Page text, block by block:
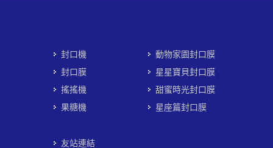
封口機
封口膜
搖搖機
果糖機
動物家園封口膜
星星寶貝封口膜
甜蜜時光封口膜
星座篇封口膜
友站連結